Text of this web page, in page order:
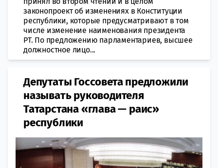
законопроект об изменениях в Конституции
республики, которые предусматривают в том
числе изменение наименования президента
РТ. По предложению парламентариев, высшее
должностное лицо...
Депутаты Госсовета предложили
называть руководителя
Татарстана «глава — раис»
республики